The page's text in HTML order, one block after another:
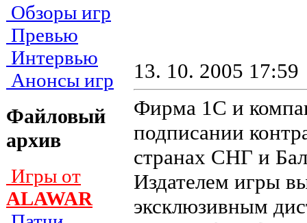
Обзоры игр
Превью
Интервью
Анонсы игр
Файловый
архив
Игры от
ALAWAR
13. 10. 2005 17:59
Фирма 1С и
подписании
странах СНГ и
Издателем игры
эксклюзивным